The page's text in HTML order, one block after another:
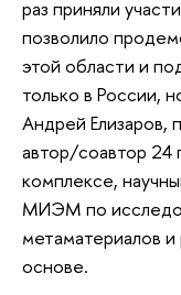
раз приняли
позволило
этой области и
только в России,
Андрей
автор/соавтор 24
комплексе,
МИЭМ по
метаматериалов и
основе.